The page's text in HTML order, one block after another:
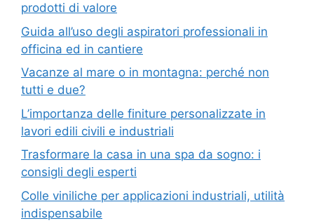
prodotti di valore
Guida all’uso degli aspiratori professionali in
officina ed in cantiere
Vacanze al mare o in montagna: perché non
tutti e due?
L’importanza delle finiture personalizzate in
lavori edili civili e industriali
Trasformare la casa in una spa da sogno: i
consigli degli esperti
Colle viniliche per applicazioni industriali, utilità
indispensabile